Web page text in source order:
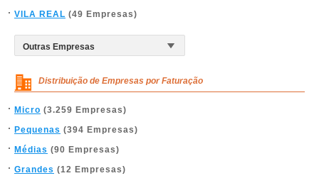
VILA REAL (49 Empresas)
Distribuição de Empresas por Faturação
Micro (3.259 Empresas)
Pequenas (394 Empresas)
Médias (90 Empresas)
Grandes (12 Empresas)